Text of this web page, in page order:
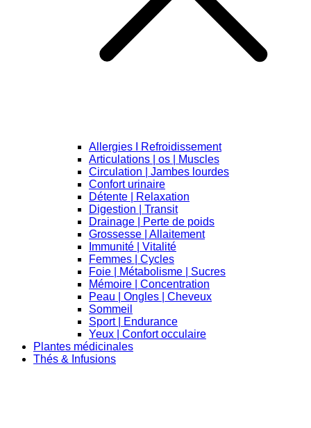
Allergies I Refroidissement
Articulations | os | Muscles
Circulation | Jambes lourdes
Confort urinaire
Détente | Relaxation
Digestion | Transit
Drainage | Perte de poids
Grossesse | Allaitement
Immunité | Vitalité
Femmes | Cycles
Foie | Métabolisme | Sucres
Mémoire | Concentration
Peau | Ongles | Cheveux
Sommeil
Sport | Endurance
Yeux | Confort occulaire
Plantes médicinales
Thés & Infusions